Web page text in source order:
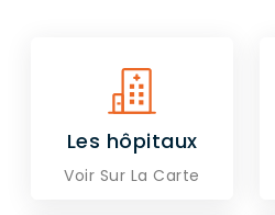
Les hôpitaux
Voir Sur La Carte